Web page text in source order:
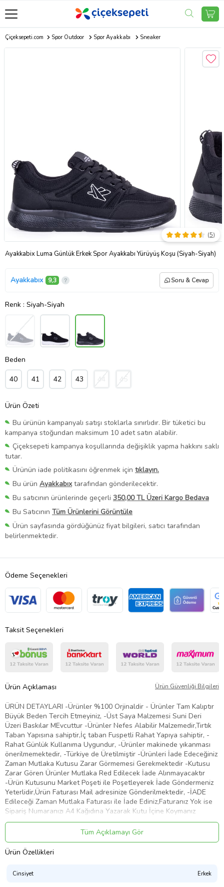
Çiçeksepeti.com Spor Outdoor Spor Ayakkabı Sneaker
Ayakkabix Luma Günlük Erkek Spor Ayakkabı Yürüyüş Koşu (Siyah-Siyah)
(5)
Ayakkabıx 9,3 Soru & Cevap
Renk : Siyah-Siyah
Beden
40 41 42 43 44 45
Ürün Özeti
Bu ürünün kampanyalı satışı stoklarla sınırlıdır. Bir tüketici bu
kampanya stoğundan maksimum 10 adet satın alabilir.
Çiçeksepeti kampanya koşullarında değişiklik yapma hakkını saklı
tutar.
Ürünün iade politikasını öğrenmek için tıklayın.
Bu ürün Ayakkabıxtarafından gönderilecektir.
Bu satıcının ürünlerinde geçerli 350,00 TL Üzeri Kargo Bedava
Bu Satıcının Tüm Ürünlerini Görüntüle
Ürün sayfasında gördüğünüz fiyat bilgileri, satıcı tarafından
belirlenmektedir.
Ödeme Seçenekleri
Taksit Seçenekleri
Ürün Açıklaması Ürün Güvenliği Bilgileri
ÜRÜN DETAYLARI -Ürünler %100 Orjinaldir - Ürünler Tam Kalıptır
Büyük Beden Tercih Etmeyiniz, -Üst Saya Malzemesi Suni Deri
Üzeri Baskılar MEvcuttur -Ürünler Nefes Alabilir Malzemedir,Tırtık
Taban Yapısına sahiptir,İç taban Fuspetli Rahat Yapıya sahiptir, -
Rahat Günlük Kullanıma Uygundur, -Ürünler makinede yıkanması
önerilmemektedir, -Türkiye de Üretilmiştir -Ürünleri İade Edeceğiniz
Zaman Mutlaka Kutusu Zarar Görmemesi Gerekmektedir -Kutusu
Zarar Gören Ürünler Mutlaka Red Edilecek İade Alınmayacaktır
-Ürün Kutusunu Market Poşeti ile Poşetleyerek İade Göndermeniz
Yeterlidir,Ürün Faturası Mail adresinize Gönderilmektedir, -İADE
Edileceği Zaman Mutlaka Faturası ile İade Ediniz,Faturanız Yok ise
Sipariş Numaranızı A4 Kağıdına Yazarak Kutu İçine Koymanız
Yeterlidir, ,Sipariş Numaranız Yazmadan İade Etmeniz Durumunda
Ücret İade Süreciniz Uzayacaktır -Adınıza Fatura
Edilmektedir,Faturanız Mail Adresinize Gönderilecektir,Ürün İle
Fatura Gönderimi Yapılmaktadır,Tarafınıza Ulaşan Paketin üzerinde
Ürün Kodu:
Tüm Açıklamayı Gör
Ürün Özellikleri
Cinsiyet Erkek